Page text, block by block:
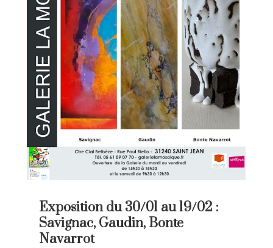
Exposition du 30/01 au 19/02 :
Savignac, Gaudin, Bonte
Navarrot